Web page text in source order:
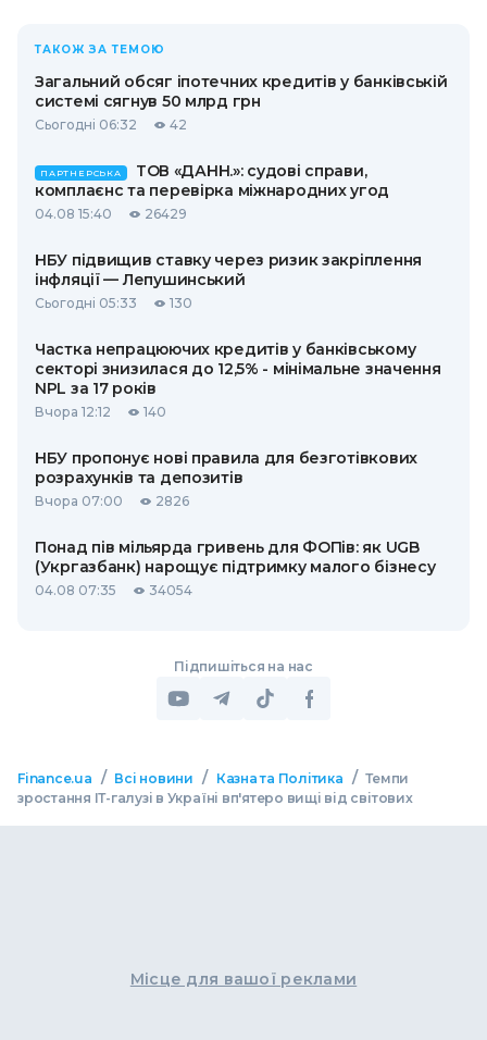
ТАКОЖ ЗА ТЕМОЮ
Загальний обсяг іпотечних кредитів у банківській
системі сягнув 50 млрд грн
Сьогодні 06:32 42
ПАРТНЕРСЬКА
ТОВ «ДАНН.»: судові справи,
комплаєнс та перевірка міжнародних угод
04.08 15:40 26429
НБУ підвищив ставку через ризик закріплення
інфляції — Лепушинський
Сьогодні 05:33 130
Частка непрацюючих кредитів у банківському
секторі знизилася до 12,5% - мінімальне значення
NPL за 17 років
Вчора 12:12 140
НБУ пропонує нові правила для безготівкових
розрахунків та депозитів
Вчора 07:00 2826
Понад пів мільярда гривень для ФОПів: як UGB
(Укргазбанк) нарощує підтримку малого бізнесу
04.08 07:35 34054
Підпишіться на нас
Finance.ua / Всі новини / Казна та Політика / Темпи
зростання ІТ-галузі в Україні вп'ятеро вищі від світових
Місце для вашої реклами